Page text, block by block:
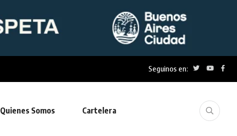
Seguinos en:
Quienes Somos Cartelera